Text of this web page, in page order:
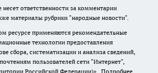
несет ответственности за комментарии
материалы рубрики "народные новости".
ресурсе применяются рекомендательные
технологии предоставления
сбора, систематизации и анализа сведений,
пользователей сети "Интернет",
Российской Федерации)». Подробнее